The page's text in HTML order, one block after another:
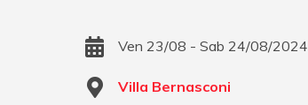
Ven 23/08 - Sab 24/08/2024
Villa Bernasconi